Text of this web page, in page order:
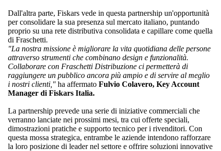
Dall'altra parte, Fiskars vede in questa partnership un'opportunità
per consolidare la sua presenza sul mercato italiano, puntando
proprio su una rete distributiva consolidata e capillare come quella
di Fraschetti.
"La nostra missione è migliorare la vita quotidiana delle persone
attraverso strumenti che combinano design e funzionalità.
Collaborare con Fraschetti Distribuzione ci permetterà di
raggiungere un pubblico ancora più ampio e di servire al meglio
i nostri clienti," ha affermato Fulvio Colavero, Key Account
Manager di Fiskars Italia.
La partnership prevede una serie di iniziative commerciali che
verranno lanciate nei prossimi mesi, tra cui offerte speciali,
dimostrazioni pratiche e supporto tecnico per i rivenditori. Con
questa mossa strategica, entrambe le aziende intendono rafforzare
la loro posizione di leader nel settore e offrire soluzioni innovative